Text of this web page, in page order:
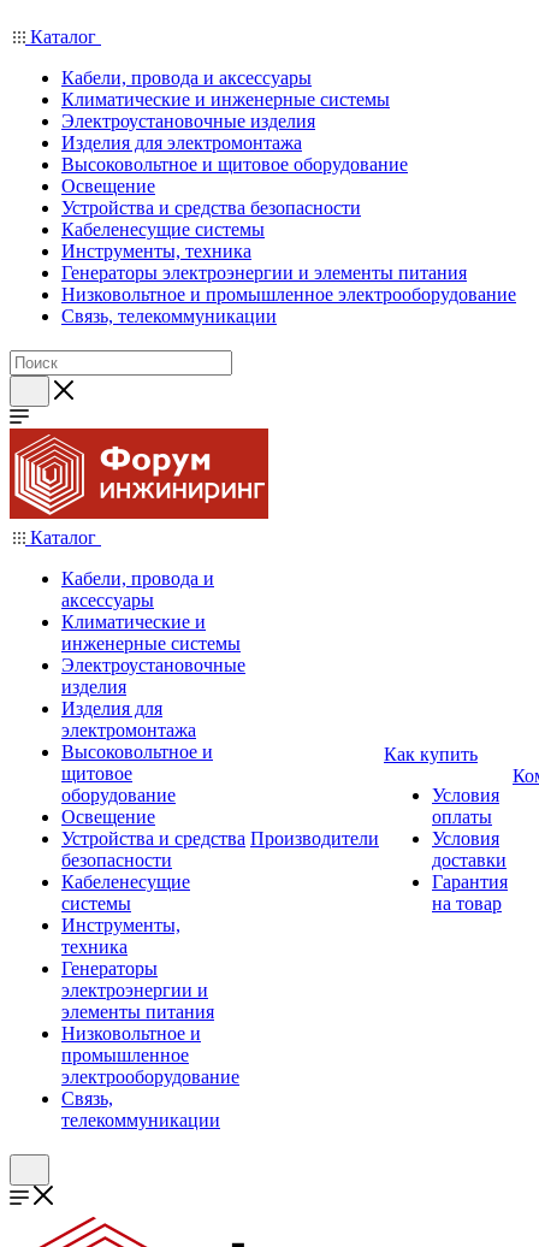
Каталог
Кабели, провода и аксессуары
Климатические и инженерные системы
Электроустановочные изделия
Изделия для электромонтажа
Высоковольтное и щитовое оборудование
Освещение
Устройства и средства безопасности
Кабеленесущие системы
Инструменты, техника
Генераторы электроэнергии и элементы питания
Низковольтное и промышленное электрооборудование
Связь, телекоммуникации
Каталог
Кабели, провода и
аксессуары
Климатические и
инженерные системы
Электроустановочные
изделия
Изделия для
электромонтажа
Высоковольтное и
щитовое
оборудование
Освещение
Устройства и средства
безопасности
Кабеленесущие
системы
Инструменты,
техника
Генераторы
электроэнергии и
элементы питания
Низковольтное и
промышленное
электрооборудование
Связь,
телекоммуникации
Производители
Как купить
Условия
оплаты
Условия
доставки
Гарантия
на товар